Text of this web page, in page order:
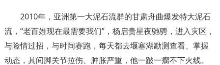
2010年，亚洲第一大泥石流群的甘肃舟曲爆发特大泥石
流，“老百姓现在最需要我们”，杨启贵星夜驰骋，进入灾区，
与险情过招，与时间赛跑，每天都去堰塞湖勘测查看、掌握
动态，其间脚关节拉伤、肿胀严重，他一跛一瘸不下火线。